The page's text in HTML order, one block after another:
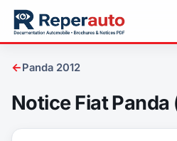
←Panda 2012
Notice Fiat Panda